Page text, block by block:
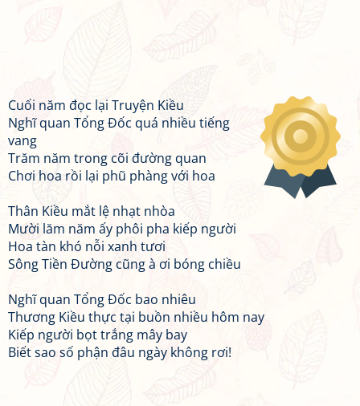
Cuối năm đọc lại Truyện Kiều
Nghĩ quan Tổng Đốc quá nhiều tiếng
vang
Trăm năm trong cõi đường quan
Chơi hoa rồi lại phũ phàng với hoa
Thân Kiều mắt lệ nhạt nhòa
Mười lăm năm ấy phôi pha kiếp người
Hoa tàn khó nỗi xanh tươi
Sông Tiền Đường cũng à ơi bóng chiều
Nghĩ quan Tổng Đốc bao nhiêu
Thương Kiều thực tại buồn nhiều hôm nay
Kiếp người bọt trắng mây bay
Biết sao số phận đâu ngày không rơi!